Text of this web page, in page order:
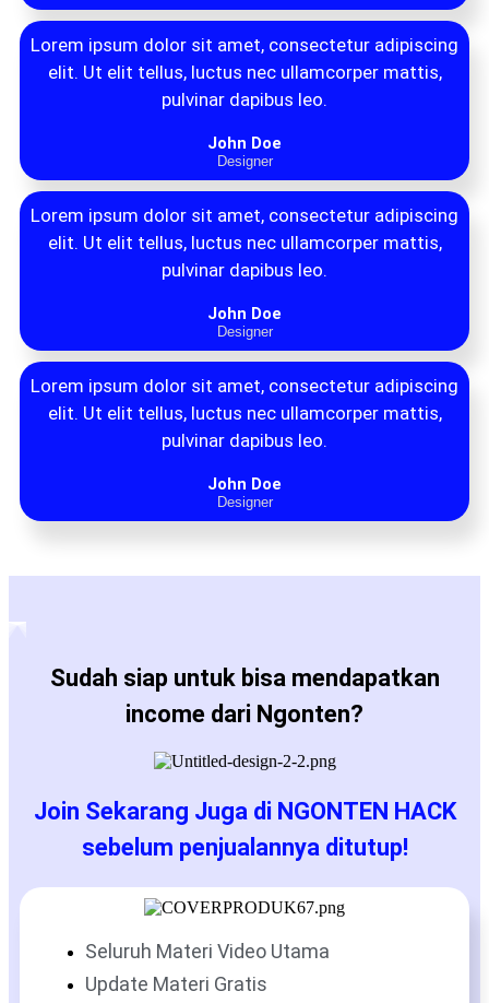
Lorem ipsum dolor sit amet, consectetur adipiscing
elit. Ut elit tellus, luctus nec ullamcorper mattis,
pulvinar dapibus leo.
John Doe
Designer
Lorem ipsum dolor sit amet, consectetur adipiscing
elit. Ut elit tellus, luctus nec ullamcorper mattis,
pulvinar dapibus leo.
John Doe
Designer
Lorem ipsum dolor sit amet, consectetur adipiscing
elit. Ut elit tellus, luctus nec ullamcorper mattis,
pulvinar dapibus leo.
John Doe
Designer
Sudah siap untuk bisa mendapatkan
income dari Ngonten?
Join Sekarang Juga di NGONTEN HACK
sebelum penjualannya ditutup!
Seluruh Materi Video Utama
Update Materi Gratis